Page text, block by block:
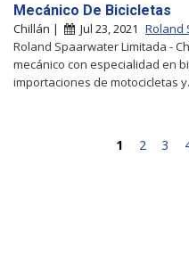
Mecánico De Bicicletas
Chillán | Jul 23, 2021 Roland
Roland Spaarwater Limitada -
mecánico con especialidad en
importaciones de motocicletas
1 2 3